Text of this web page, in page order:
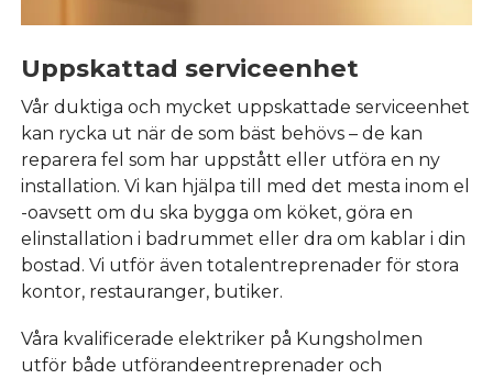
Uppskattad serviceenhet
Vår duktiga och mycket uppskattade serviceenhet
kan rycka ut när de som bäst behövs – de kan
reparera fel som har uppstått eller utföra en ny
installation. Vi kan hjälpa till med det mesta inom el
-oavsett om du ska bygga om köket, göra en
elinstallation i badrummet eller dra om kablar i din
bostad. Vi utför även totalentreprenader för stora
kontor, restauranger, butiker.
Våra kvalificerade elektriker på Kungsholmen
utför både utförandeentreprenader och